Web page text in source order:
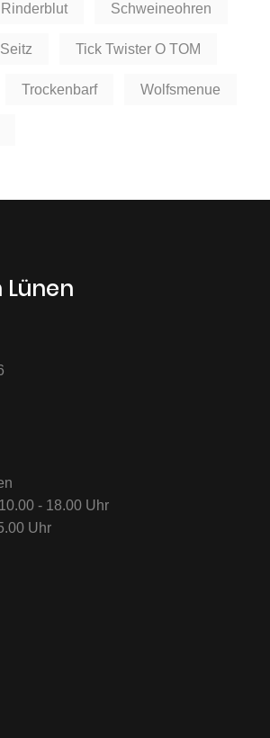
Rinderblut Schweineohren
Seitz Tick Twister O TOM
Trockenbarf Wolfsmenue
- 18.00 Uhr
Uhr